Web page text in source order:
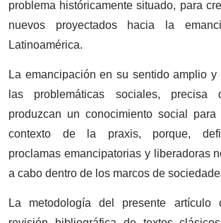
problema históricamente situado, para
nuevos proyectados hacia la
Latinoamérica.
La emancipación en su sentido amplio y
las problemáticas sociales,
produzcan un conocimiento social para
contexto de la praxis, porque,
proclamas emancipatorias y liberadoras
a cabo dentro de los marcos de
La metodología del presente artículo